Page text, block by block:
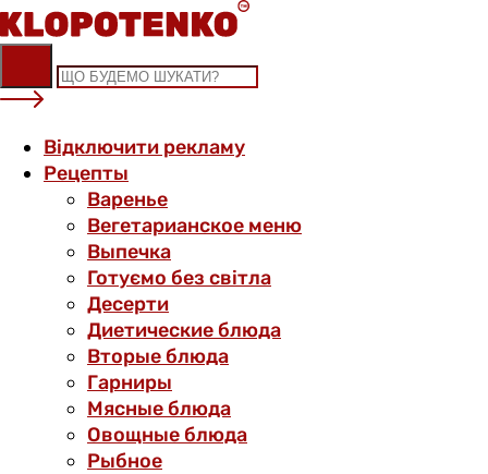
Skip
to
content
Відключити рекламу
Рецепты
Варенье
Вегетарианское меню
Выпечка
Готуємо без світла
Десерти
Диетические блюда
Вторые блюда
Гарниры
Мясные блюда
Овощные блюда
Рыбное